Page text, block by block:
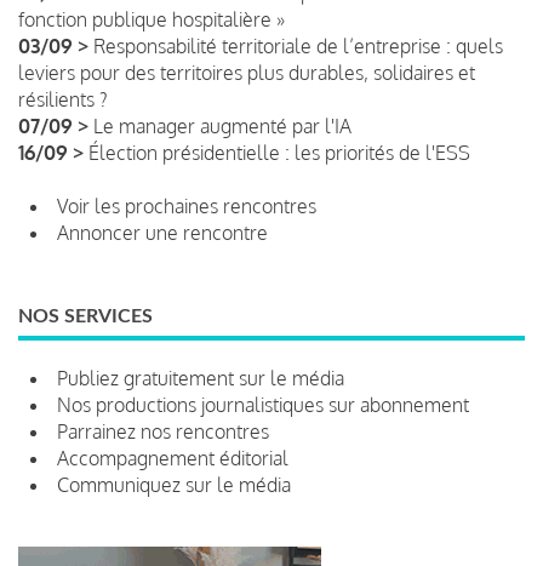
fonction publique hospitalière »
03/09 > Responsabilité territoriale de l’entreprise : quels
leviers pour des territoires plus durables, solidaires et
résilients ?
07/09 > Le manager augmenté par l'IA
16/09 > Élection présidentielle : les priorités de l'ESS
Voir les prochaines rencontres
Annoncer une rencontre
NOS SERVICES
Publiez gratuitement sur le média
Nos productions journalistiques sur abonnement
Parrainez nos rencontres
Accompagnement éditorial
Communiquez sur le média